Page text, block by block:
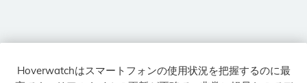
Hoverwatchはスマートフォンの使用状況を把握するのに最